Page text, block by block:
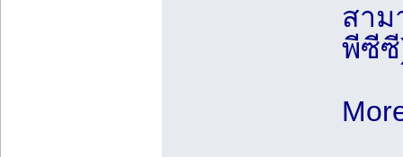
สา
พีซี